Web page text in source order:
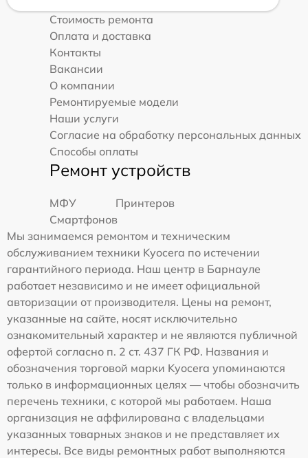
Стоимость ремонта
Оплата и доставка
Контакты
Вакансии
О компании
Ремонтируемые модели
Наши услуги
Согласие на обработку персональных данных
Способы оплаты
Ремонт устройств
МФУ
Принтеров
Смартфонов
Мы занимаемся ремонтом и техническим
обслуживанием техники Kyocera по истечении
гарантийного периода. Наш центр в Барнауле
работает независимо и не имеет официальной
авторизации от производителя. Цены на ремонт,
указанные на сайте, носят исключительно
ознакомительный характер и не являются публичной
офертой согласно п. 2 ст. 437 ГК РФ. Названия и
обозначения торговой марки Kyocera упоминаются
только в информационных целях — чтобы обозначить
перечень техники, с которой мы работаем. Наша
организация не аффилирована с владельцами
указанных товарных знаков и не представляет их
интересы. Все виды ремонтных работ выполняются